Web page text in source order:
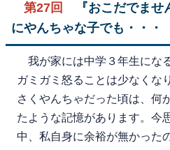
第27回
『おこだでま
にやんちゃな子でも・・・
我が家には中学３年生にな
ガミガミ怒ることは少なくな
さくやんちゃだった頃は、何
たような記憶があります。今
中、私自身に余裕が無かった